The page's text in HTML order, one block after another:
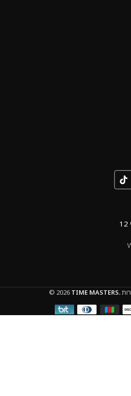
© 2026 TIME MASTERS.